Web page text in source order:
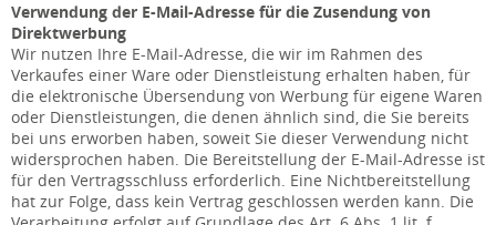
Verwendung der E-Mail-Adresse für die Zusendung von
Direktwerbung
Wir nutzen Ihre E-Mail-Adresse, die wir im Rahmen des
Verkaufes einer Ware oder Dienstleistung erhalten haben, für
die elektronische Übersendung von Werbung für eigene Waren
oder Dienstleistungen, die denen ähnlich sind, die Sie bereits
bei uns erworben haben, soweit Sie dieser Verwendung nicht
widersprochen haben. Die Bereitstellung der E-Mail-Adresse ist
für den Vertragsschluss erforderlich. Eine Nichtbereitstellung
hat zur Folge, dass kein Vertrag geschlossen werden kann. Die